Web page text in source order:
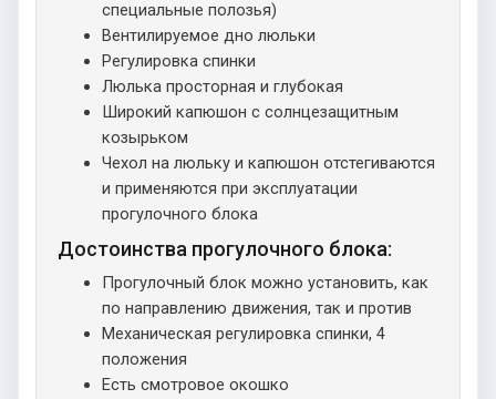
специальные полозья)
Вентилируемое дно люльки
Регулировка спинки
Люлька просторная и глубокая
Широкий капюшон с солнцезащитным
козырьком
Чехол на люльку и капюшон отстегиваются
и применяются при эксплуатации
прогулочного блока
Достоинства прогулочного блока:
Прогулочный блок можно установить, как
по направлению движения, так и против
Механическая регулировка спинки, 4
положения
Есть смотровое окошко